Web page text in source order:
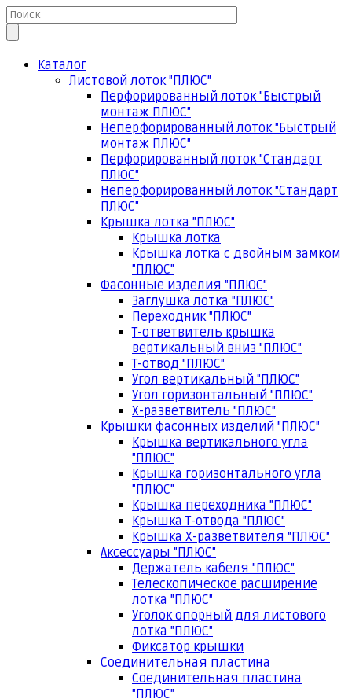
Каталог
Листовой лоток "ПЛЮС"
Перфорированный лоток "Быстрый
монтаж ПЛЮС"
Неперфорированный лоток "Быстрый
монтаж ПЛЮС"
Перфорированный лоток "Стандарт
ПЛЮС"
Неперфорированный лоток "Стандарт
ПЛЮС"
Крышка лотка "ПЛЮС"
Крышка лотка
Крышка лотка с двойным замком
"ПЛЮС"
Фасонные изделия "ПЛЮС"
Заглушка лотка "ПЛЮС"
Переходник "ПЛЮС"
Т-ответвитель крышка
вертикальный вниз "ПЛЮС"
Т-отвод "ПЛЮС"
Угол вертикальный "ПЛЮС"
Угол горизонтальный "ПЛЮС"
Х-разветвитель "ПЛЮС"
Крышки фасонных изделий "ПЛЮС"
Крышка вертикального угла
"ПЛЮС"
Крышка горизонтального угла
"ПЛЮС"
Крышка переходника "ПЛЮС"
Крышка Т-отвода "ПЛЮС"
Крышка Х-разветвителя "ПЛЮС"
Аксессуары "ПЛЮС"
Держатель кабеля "ПЛЮС"
Телескопическое расширение
лотка "ПЛЮС"
Уголок опорный для листового
лотка "ПЛЮС"
Фиксатор крышки
Соединительная пластина
Соединительная пластина
"ПЛЮС"